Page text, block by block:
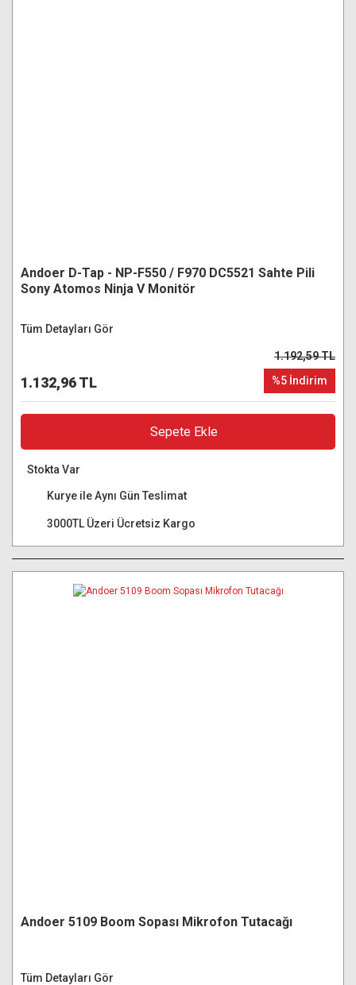
Andoer D-Tap - NP-F550 / F970 DC5521 Sahte Pili
Sony Atomos Ninja V Monitör
Tüm Detayları Gör
1.132,96 TL
1.192,59 TL
%5 İndirim
Sepete Ekle
Stokta Var
Kurye ile Aynı Gün Teslimat
3000TL Üzeri Ücretsiz Kargo
Andoer 5109 Boom Sopası Mikrofon Tutacağı
Tüm Detayları Gör